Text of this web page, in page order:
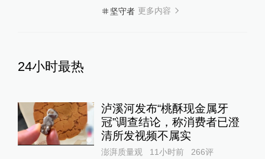
坚守者 更多内容
24小时最热
泸溪河发布“桃酥现金属牙
冠”调查结论，称消费者已澄
清所发视频不属实
澎湃质量观 11小时前 266评